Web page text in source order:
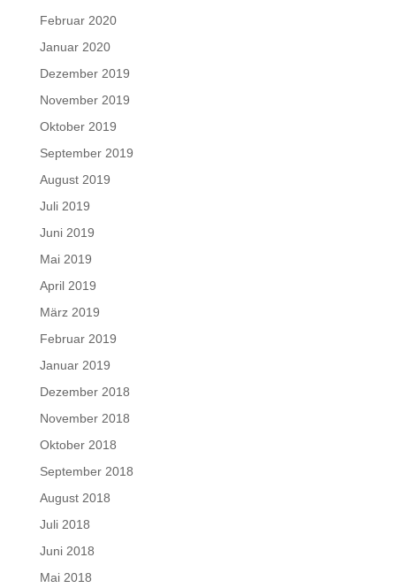
Februar 2020
Januar 2020
Dezember 2019
November 2019
Oktober 2019
September 2019
August 2019
Juli 2019
Juni 2019
Mai 2019
April 2019
März 2019
Februar 2019
Januar 2019
Dezember 2018
November 2018
Oktober 2018
September 2018
August 2018
Juli 2018
Juni 2018
Mai 2018